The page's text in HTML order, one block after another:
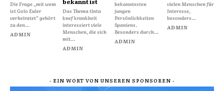
Die Frage „mit wem
ist Golo Euler
verheiratet“ gehört
zu den...
ADMIN
Das Thema tinta
knef krankheit
interessiert viele
Menschen, die sich
mit...
ADMIN
bekanntesten
jungen
Persönlichkeiten
Spaniens.
Besonders durch...
ADMIN
vielen Menschen für
Interesse,
besonders...
ADMIN
- EIN WORT VON UNSEREN SPONSOREN -